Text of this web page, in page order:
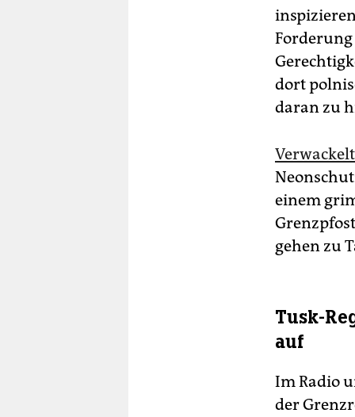
dort
daran zu
einem
gehen zu
Tusk-
auf
Im Radio
der